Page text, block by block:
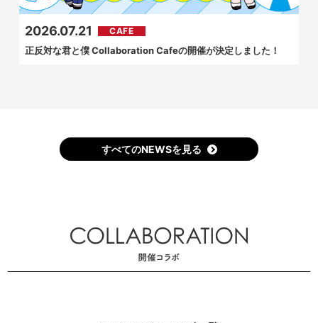
2026.07.21 CAFE
正反対な君と僕 Collaboration Cafeの開催が決定しました！
すべてのNEWSを見る